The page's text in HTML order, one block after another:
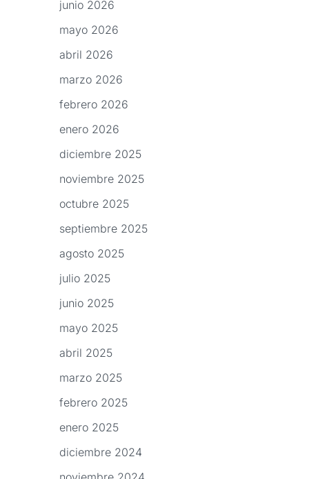
junio 2026
mayo 2026
abril 2026
marzo 2026
febrero 2026
enero 2026
diciembre 2025
noviembre 2025
octubre 2025
septiembre 2025
agosto 2025
julio 2025
junio 2025
mayo 2025
abril 2025
marzo 2025
febrero 2025
enero 2025
diciembre 2024